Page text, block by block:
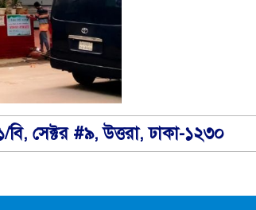
সেক্টর #৯, উত্তরা, ঢাকা-১২৩০